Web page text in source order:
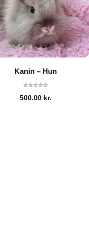
Kanin – Hun
500.00 kr.